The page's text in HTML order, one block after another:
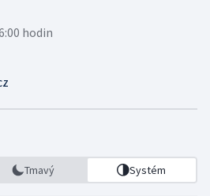
hodin
Tmavý Systém